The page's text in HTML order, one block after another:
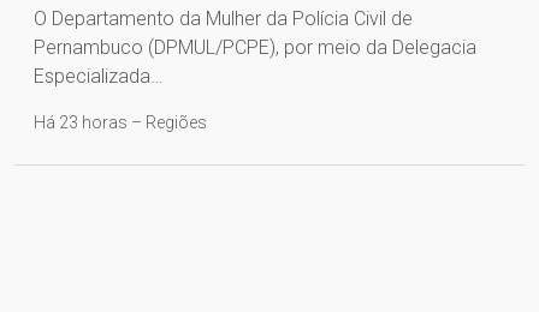
O Departamento da Mulher da Polícia Civil de
Pernambuco (DPMUL/PCPE), por meio da Delegacia
Especializada…
Há 23 horas – Regiões